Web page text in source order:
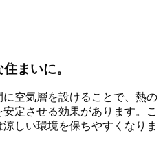
まいに。
空気層を設けることで、熱の
定させる効果があります。こ
しい環境を保ちやすくなりま